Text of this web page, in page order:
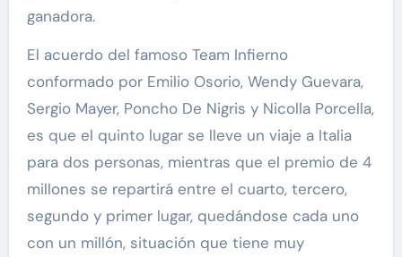
ganadora.
El acuerdo del famoso Team Infierno
conformado por Emilio Osorio, Wendy Guevara,
Sergio Mayer, Poncho De Nigris y Nicolla Porcella,
es que el quinto lugar se lleve un viaje a Italia
para dos personas, mientras que el premio de 4
millones se repartirá entre el cuarto, tercero,
segundo y primer lugar, quedándose cada uno
con un millón, situación que tiene muy